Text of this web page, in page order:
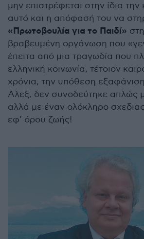
µην επιστρέφεται στην ίδια την
αυτό και η απόφασή του να
«Πρωτοβουλία για το Παιδί»
βραβευµένη οργάνωση που
έπειτα από µια τραγωδία που
ελληνική κοινωνία, τέτοιον
χρόνια, την υπόθεση
Αλεξ, δεν συνοδεύτηκε απλώς
αλλά µε έναν ολόκληρο
εφ’ όρου ζωής!